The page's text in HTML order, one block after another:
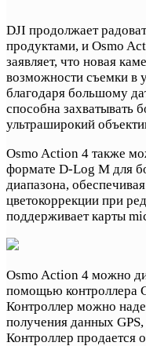
DJI продолжает
продуктами, и Osmo
заявляет, что новая
возможности съемки в
благодаря большому
способна захватывать
ультраширокий
Osmo Action 4 также
формате D-Log M для
диапазона,
цветокоррекции при
поддерживает карты
Osmo Action 4 можно
помощью контроллера
Контроллер можно
получения данных
Контроллер продается